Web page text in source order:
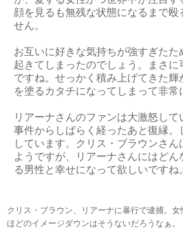
顔を見るも無残な状態になるまで殴
せん。
お互いに好きな気持ちが強すぎた
起きてしまったのでしょう。まさ
ですね。せっかく積み上げてきた
を塗るカタチになってしまって非常
リアーナさんのファンは大激怒し
事件からしばらく経ったあと復縁
しています。クリス・ブラウンさ
ようですが、リアーナさんにはど
る男性と幸せになって欲しいですね。
クリス・ブラウン、リアーナに暴行で逮捕。
ほどのイメージダウンはそうないだろうなぁ。